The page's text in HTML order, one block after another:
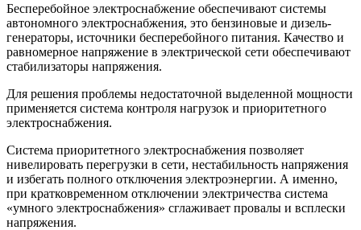
Бесперебойное электроснабжение обеспечивают системы
автономного электроснабжения, это бензиновые и дизель-
генераторы, источники бесперебойного питания. Качество и
равномерное напряжение в электрической сети обеспечивают
стабилизаторы напряжения.
Для решения проблемы недостаточной выделенной мощности
применяется система контроля нагрузок и приоритетного
электроснабжения.
Система приоритетного электроснабжения позволяет
нивелировать перегрузки в сети, нестабильность напряжения
и избегать полного отключения электроэнергии. А именно,
при кратковременном отключении электричества система
«умного электроснабжения» сглаживает провалы и всплески
напряжения.